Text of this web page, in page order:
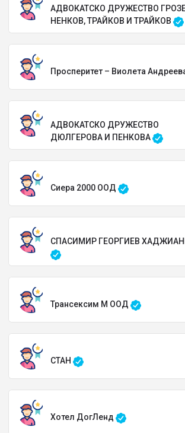
АДВОКАТСКО ДРУЖЕСТВО
НЕНКОВ, ТРАЙКОВ И ТРАЙКОВ
Просперитет – Виолета
АДВОКАТСКО ДРУЖЕСТВО
ДЮЛГЕРОВА И ПЕНКОВА
Сиера 2000 ООД
СПАСИМИР ГЕОРГИЕВ
Трансексим М ООД
СТАН
Хотел ДогЛенд